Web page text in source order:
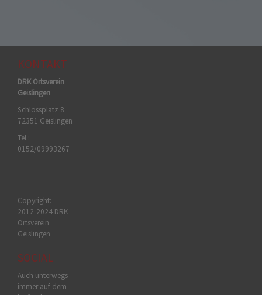
KONTAKT
DRK Ortsverein
Geislingen
Schlossplatz 8
72351 Geislingen
Tel.:
0152/09993267
Copyright:
2012-2024 DRK
Ortsverein
Geislingen
SOCIAL
Auch unterwegs
immer auf dem